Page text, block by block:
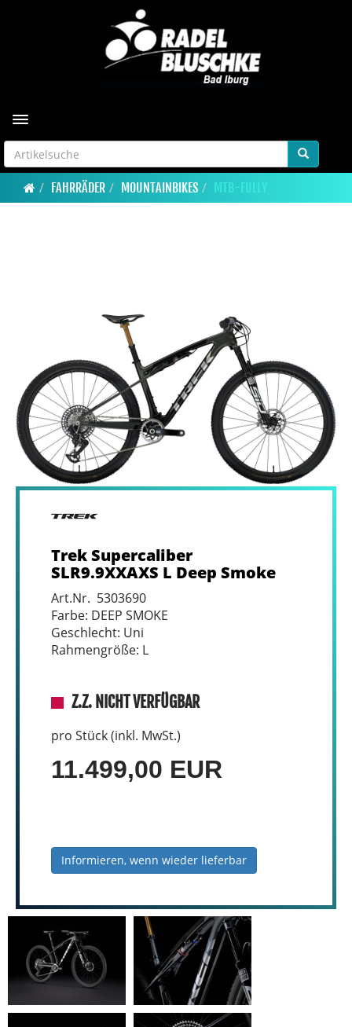
Toggle navigation
FAHRRÄDER MOUNTAINBIKES MTB-FULLY
Trek Supercaliber
SLR9.9XXAXS L Deep Smoke
Art.Nr. 5303690
Farbe: DEEP SMOKE
Geschlecht: Uni
Rahmengröße: L
Z.Z. NICHT VERFÜGBAR
pro Stück (inkl. MwSt.)
11.499,00 EUR
Informieren, wenn wieder lieferbar